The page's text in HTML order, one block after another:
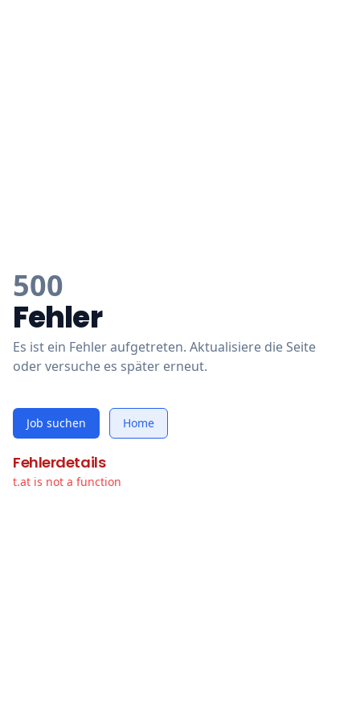
500
Fehler
Es ist ein Fehler aufgetreten. Aktualisiere die Seite
oder versuche es später erneut.
Job suchen Home
Fehlerdetails
t.at is not a function